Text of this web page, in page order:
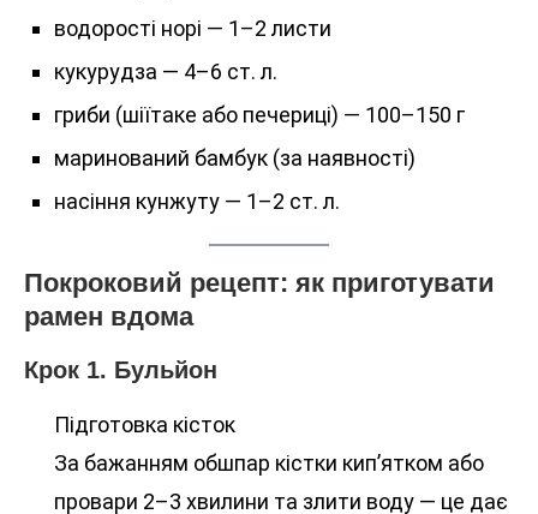
водорості норі — 1–2 листи
кукурудза — 4–6 ст. л.
гриби (шіїтаке або печериці) — 100–150 г
маринований бамбук (за наявності)
насіння кунжуту — 1–2 ст. л.
Покроковий рецепт: як приготувати
рамен вдома
Крок 1. Бульйон
Підготовка кісток
За бажанням обшпар кістки кип’ятком або
провари 2–3 хвилини та злити воду — це дає